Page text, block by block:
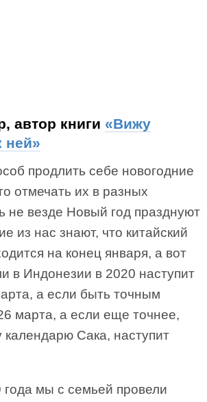
автор книги «Вижу
ней»
продлить себе новогодние
отмечать их в разных
не везде Новый год празднуют
из нас знают, что китайский
на конец января, а вот
в Индонезии в 2020 наступит
а если быть точным
марта, а если еще точнее,
календарю Сака, наступит
мы с семьей провели